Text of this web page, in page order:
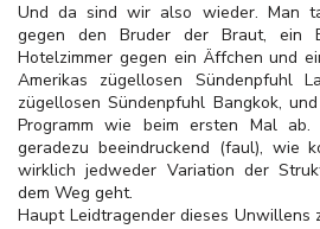
Und da sind wir also wieder. Man
gegen den Bruder der Braut, ein
Hotelzimmer gegen ein Äffchen und
Amerikas zügellosen Sündenpfuhl
zügellosen Sündenpfuhl Bangkok,
Programm wie beim ersten Mal
geradezu beeindruckend (faul), wie
wirklich jedweder Variation der
dem Weg geht.
Haupt Leidtragender dieses Unwillens